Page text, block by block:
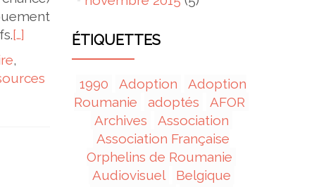
[…]
,
ÉTIQUETTES
1990 Adoption
Adoption
Roumanie
adoptés
AFOR
Archives
Association
Association Française
Orphelins de Roumanie
Audiovisuel
Belgique